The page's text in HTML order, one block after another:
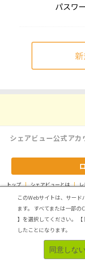
パスワ
シェアビュー公式アカ
トップ | シェアビューとは |
運営会社 | 個人情報の取扱いに
Copyright (C)
このWebサイトは、サー
ます。
すべてまたは一部の
】を選択してください。
したことになります。
同意しない